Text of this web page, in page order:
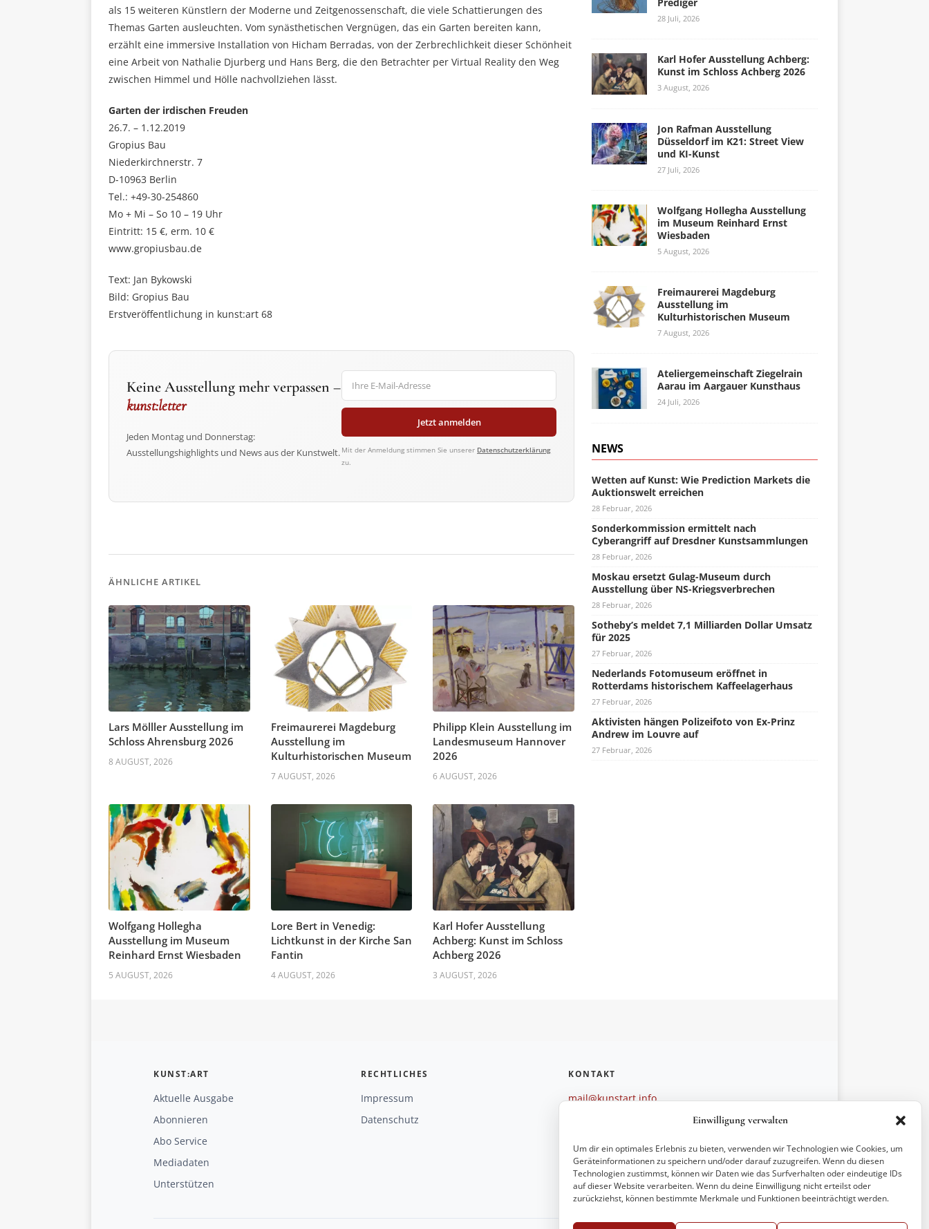
Einwilligung verwalten
Um dir ein optimales Erlebnis zu bieten, verwenden wir Technologien wie Cookies, um
Geräteinformationen zu speichern und/oder darauf zuzugreifen. Wenn du diesen
Technologien zustimmst, können wir Daten wie das Surfverhalten oder eindeutige IDs
auf dieser Website verarbeiten. Wenn du deine Einwilligung nicht erteilst oder
zurückziehst, können bestimmte Merkmale und Funktionen beeinträchtigt werden.
als 15 weiteren Künstlern der Moderne und Zeitgenossenschaft, die viele Schattierungen des
Themas Garten ausleuchten. Vom synästhetischen Vergnügen, das ein Garten bereiten kann,
erzählt eine immersive Installation von Hicham Berradas, von der Zerbrechlichkeit dieser Schönheit
eine Arbeit von Nathalie Djurberg und Hans Berg, die den Betrachter per Virtual Reality den Weg
zwischen Himmel und Hölle nachvollziehen lässt.
Garten der irdischen Freuden
26.7. – 1.12.2019
Gropius Bau
Niederkirchnerstr. 7
D-10963 Berlin
Tel.: +49-30-254860
Mo + Mi – So 10 – 19 Uhr
Eintritt: 15 €, erm. 10 €
www.gropiusbau.de
Text: Jan Bykowski
Bild: Gropius Bau
Erstveröffentlichung in kunst:art 68
Keine Ausstellung mehr verpassen –
kunst:letter
Jeden Montag und Donnerstag:
Ausstellungshighlights und News aus der Kunstwelt.
Jetzt anmelden
Mit der Anmeldung stimmen Sie unserer Datenschutzerklärung
zu.
ÄHNLICHE ARTIKEL
Lars Mölller Ausstellung im
Schloss Ahrensburg 2026
8 AUGUST, 2026
Freimaurerei Magdeburg
Ausstellung im
Kulturhistorischen Museum
7 AUGUST, 2026
Philipp Klein Ausstellung im
Landesmuseum Hannover
2026
6 AUGUST, 2026
Wolfgang Hollegha
Ausstellung im Museum
Reinhard Ernst Wiesbaden
5 AUGUST, 2026
Lore Bert in Venedig:
Lichtkunst in der Kirche San
Fantin
4 AUGUST, 2026
Karl Hofer Ausstellung
Achberg: Kunst im Schloss
Achberg 2026
3 AUGUST, 2026
28 Juli, 2026
Karl Hofer Ausstellung Achberg:
Kunst im Schloss Achberg 2026
3 August, 2026
Jon Rafman Ausstellung
Düsseldorf im K21: Street View
und KI-Kunst
27 Juli, 2026
Wolfgang Hollegha Ausstellung
im Museum Reinhard Ernst
Wiesbaden
5 August, 2026
Freimaurerei Magdeburg
Ausstellung im
Kulturhistorischen Museum
7 August, 2026
Ateliergemeinschaft Ziegelrain
Aarau im Aargauer Kunsthaus
24 Juli, 2026
NEWS
Wetten auf Kunst: Wie Prediction Markets die
Auktionswelt erreichen
28 Februar, 2026
Sonderkommission ermittelt nach
Cyberangriff auf Dresdner Kunstsammlungen
28 Februar, 2026
Moskau ersetzt Gulag-Museum durch
Ausstellung über NS-Kriegsverbrechen
28 Februar, 2026
Sotheby’s meldet 7,1 Milliarden Dollar Umsatz
für 2025
27 Februar, 2026
Nederlands Fotomuseum eröffnet in
Rotterdams historischem Kaffeelagerhaus
27 Februar, 2026
Aktivisten hängen Polizeifoto von Ex-Prinz
Andrew im Louvre auf
27 Februar, 2026
KUNST:ART
Aktuelle Ausgabe
Abonnieren
Abo Service
Mediadaten
Unterstützen
RECHTLICHES
Impressum
Datenschutz
KONTAKT
mail@kunstart.info